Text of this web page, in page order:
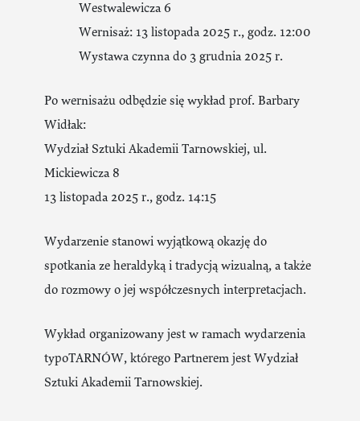
Westwalewicza 6
Wernisaż: 13 listopada 2025 r., godz. 12:00
Wystawa czynna do 3 grudnia 2025 r.
Po wernisażu odbędzie się wykład prof. Barbary
Widłak:
Wydział Sztuki Akademii Tarnowskiej, ul.
Mickiewicza 8
13 listopada 2025 r., godz. 14:15
Wydarzenie stanowi wyjątkową okazję do
spotkania ze heraldyką i tradycją wizualną, a także
do rozmowy o jej współczesnych interpretacjach.
Wykład organizowany jest w ramach wydarzenia
typoTARNÓW, którego Partnerem jest Wydział
Sztuki Akademii Tarnowskiej.